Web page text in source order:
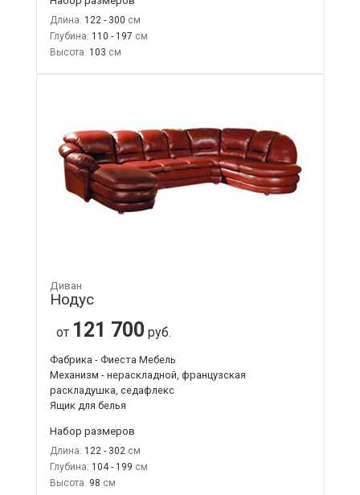
Длина: 122 - 300
Глубина: 110 - 197
Высота: 103
Диван
Нодус
от 121 700 руб.
Фабрика - Фиеста Мебель
Механизм - нераскладной, французская
раскладушка, седафлекс
Ящик для белья
Набор размеров
Длина: 122 - 302
Глубина: 104 - 199
Высота: 98